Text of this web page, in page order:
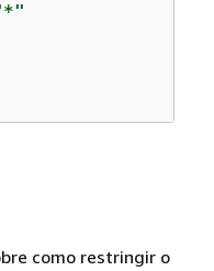
como restringir o